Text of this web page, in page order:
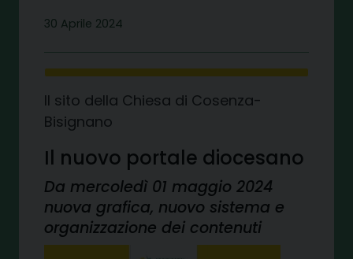
30 Aprile 2024
Il sito della Chiesa di Cosenza-
Bisignano
Il nuovo portale diocesano
Da mercoledì 01 maggio 2024
nuova grafica, nuovo sistema e
organizzazione dei contenuti